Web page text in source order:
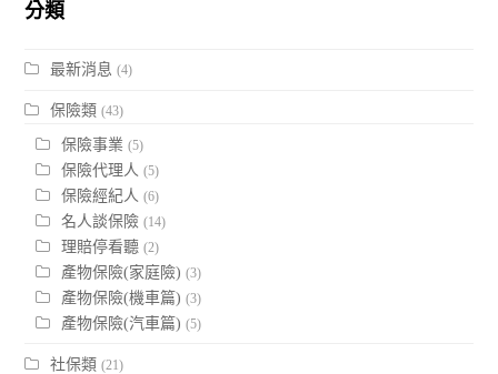
分類
最新消息 (4)
保險類 (43)
保險事業 (5)
保險代理人 (5)
保險經紀人 (6)
名人談保險 (14)
理賠停看聽 (2)
產物保險(家庭險) (3)
產物保險(機車篇) (3)
產物保險(汽車篇) (5)
社保類 (21)